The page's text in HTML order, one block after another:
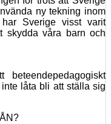
ny tekning inom
Sverige visst varit
skydda våra barn och
låta bli att ställa sig